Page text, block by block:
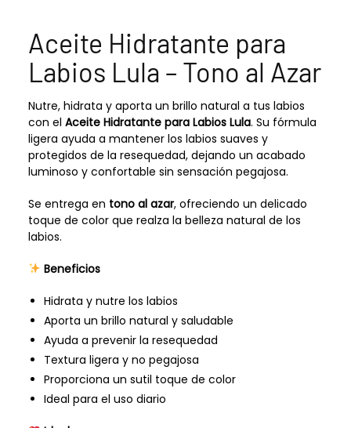
Aceite Hidratante para
Labios Lula – Tono al Azar
Nutre, hidrata y aporta un brillo natural a tus labios
con el Aceite Hidratante para Labios Lula. Su fórmula
ligera ayuda a mantener los labios suaves y
protegidos de la resequedad, dejando un acabado
luminoso y confortable sin sensación pegajosa.
Se entrega en tono al azar, ofreciendo un delicado
toque de color que realza la belleza natural de los
labios.
Beneficios
Hidrata y nutre los labios
Aporta un brillo natural y saludable
Ayuda a prevenir la resequedad
Textura ligera y no pegajosa
Proporciona un sutil toque de color
Ideal para el uso diario